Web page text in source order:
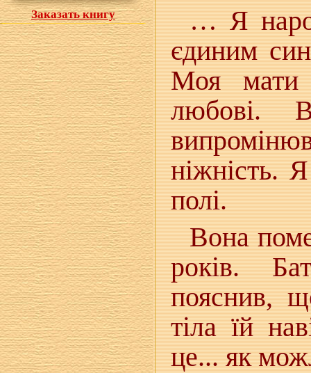
Заказать книгу
… Я
єдиним
Моя мати
любові.
ніжність.
полі.
Вона
років.
пояснив,
тіла їй
це... як